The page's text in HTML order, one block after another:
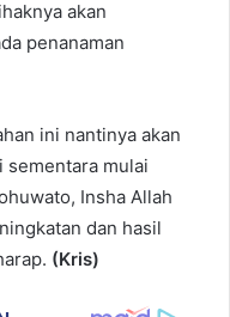
akan
penanaman
ini nantinya akan
sementara mulai
Insha Allah
dan hasil
(Kris)